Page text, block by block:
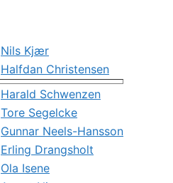
Nils Kjær
Halfdan Christensen
Harald Schwenzen
Tore Segelcke
Gunnar Neels-Hansson
Erling Drangsholt
Ola Isene